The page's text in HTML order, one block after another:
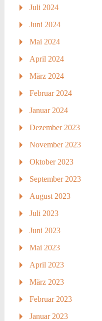
Juli 2024
Juni 2024
Mai 2024
April 2024
März 2024
Februar 2024
Januar 2024
Dezember 2023
November 2023
Oktober 2023
September 2023
August 2023
Juli 2023
Juni 2023
Mai 2023
April 2023
März 2023
Februar 2023
Januar 2023